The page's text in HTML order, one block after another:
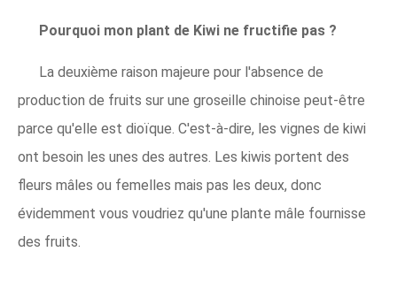
Pourquoi mon plant de Kiwi ne fructifie pas ?
La deuxième raison majeure pour l'absence de
production de fruits sur une groseille chinoise peut-être
parce qu'elle est dioïque. C'est-à-dire, les vignes de kiwi
ont besoin les unes des autres. Les kiwis portent des
fleurs mâles ou femelles mais pas les deux, donc
évidemment vous voudriez qu'une plante mâle fournisse
des fruits.